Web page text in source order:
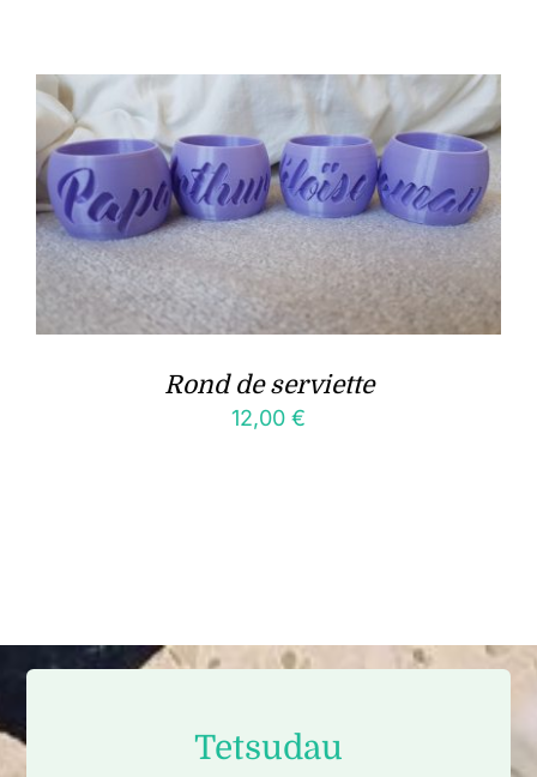
Rond de serviette
12,00 €
Tetsudau